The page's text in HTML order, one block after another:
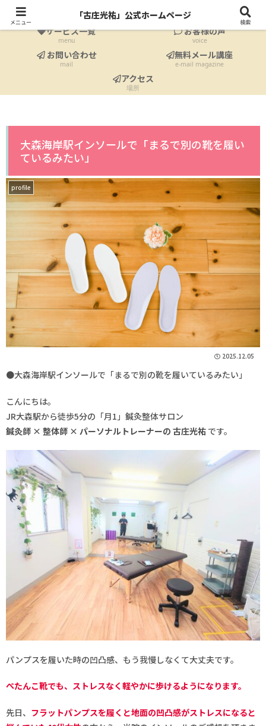
profile
サービス一覧
menu
お客様の声
voice
お問い合わせ
mail
無料メール講座
e-mail magazine
アクセス
場所
大森海岸駅インソールで「まるで別の靴を履い
ているみたい」
profile
2025.12.05
●大森海岸駅インソールで「まるで別の靴を履いているみたい」
こんにちは。
JR大森駅から徒歩5分の「月1」鍼灸整体サロン
鍼灸師 × 整体師 × パーソナルトレーナーの 古庄光祐 です。
パンプスを履いた時の凹凸感、もう我慢しなくて大丈夫です。
ぺたんこ靴でも、ストレスなく軽やかに歩けるようになります。
先日、 フラットパンプスを履くと地面の凹凸感がストレスになると
メニュー
「古庄光祐」公式ホームページ
検索